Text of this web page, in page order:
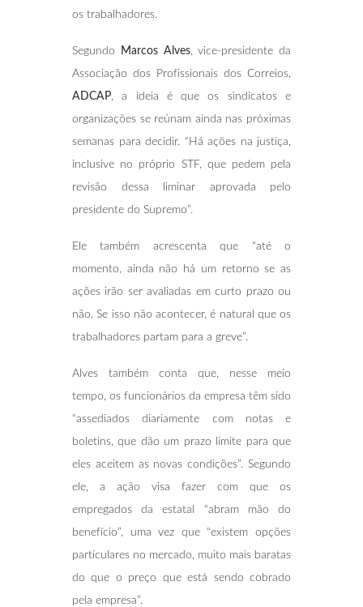
os trabalhadores.
Segundo Marcos Alves, vice-presidente da
Associação dos Profissionais dos Correios,
ADCAP , a ideia é que os sindicatos e
organizações se reúnam ainda nas próximas
semanas para decidir. “Há ações na justiça,
inclusive no próprio STF, que pedem pela
revisão dessa liminar aprovada pelo
presidente do Supremo”.
Ele também acrescenta que “até o
momento, ainda não há um retorno se as
ações irão ser avaliadas em curto prazo ou
não. Se isso não acontecer, é natural que os
trabalhadores partam para a greve”.
Alves também conta que, nesse meio
tempo, os funcionários da empresa têm sido
“assediados diariamente com notas e
boletins, que dão um prazo limite para que
eles aceitem as novas condições”. Segundo
ele, a ação visa fazer com que os
empregados da estatal “abram mão do
benefício”, uma vez que “existem opções
particulares no mercado, muito mais baratas
do que o preço que está sendo cobrado
pela empresa”.